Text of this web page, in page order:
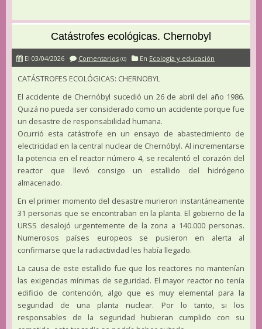
Catástrofes ecológicas. Chernobyl
El 03/04/2026 Comentarios (0) En Ecología y educación
CATÁSTROFES ECOLÓGICAS: CHERNOBYL
El accidente de Chernóbyl sucedió un 26 de abril del año 1986.
Quizá no pueda ser considerado como un accidente porque fue
un desastre de responsabilidad humana.
Ocurrió esta catástrofe en un ensayo de abastecimiento de
electricidad en la central nuclear de Chernóbyl. Al incrementarse
la potencia en el reactor número 4, se recalentó el corazón del
reactor que llevó consigo un estallido del hidrógeno
almacenado.
En el primer momento del desastre murieron instantáneamente
31 personas que se encontraban en la planta. El gobierno de la
URSS desalojó urgentemente de la zona a 140.000 personas.
Numerosos países europeos se pusieron en alerta al
confirmarse que la radiactividad les había llegado.
La causa de este estallido fue que los reactores no mantenían
las exigencias mínimas de seguridad. El mayor reactor no tenía
edificio de contención, algo que es muy elemental para la
seguridad de una planta nuclear. Por lo tanto, si los
responsables de la seguridad hubieran cumplido con su